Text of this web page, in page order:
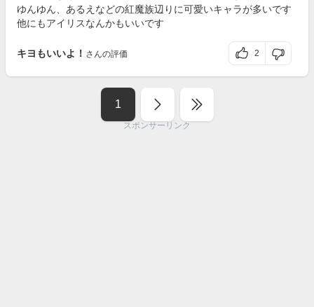
ゆんゆん、あるえなどの紅魔族辺りに可愛いキャラが多いです
他にもアイリスなんかもいいです
キヨもいいよ！ さんの評価 2
1
スポンサーリンク